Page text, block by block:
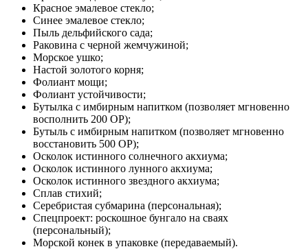
Красное эмалевое стекло;
Синее эмалевое стекло;
Пыль дельфийского сада;
Раковина с черной жемчужиной;
Морское ушко;
Настой золотого корня;
Фолиант мощи;
Фолиант устойчивости;
Бутылка с имбирным напитком (позволяет мгновенно
восполнить 200 ОР);
Бутыль с имбирным напитком (позволяет мгновенно
восстановить 500 ОР);
Осколок истинного солнечного акхиума;
Осколок истинного лунного акхиума;
Осколок истинного звездного акхиума;
Сплав стихий;
Серебристая субмарина (персональная);
Спецпроект: роскошное бунгало на сваях
(персональный);
Морской конек в упаковке (передаваемый).